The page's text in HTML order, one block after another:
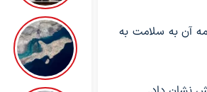
هر دو خدمه آن به سلامت به